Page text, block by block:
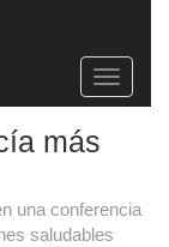
Toggle
más
una conferencia
saludables